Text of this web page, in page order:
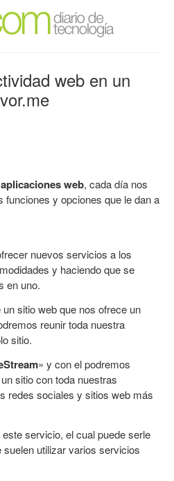
web en un
aplicaciones web, cada día nos
y opciones que le dan a
nuevos servicios a los
y haciendo que se
en uno.
sitio web que nos ofrece un
reunir toda nuestra
sitio.
» y con el podremos
sitio con toda nuestras
redes sociales y sitios web más
servicio, el cual puede serle
utilizar varios servicios